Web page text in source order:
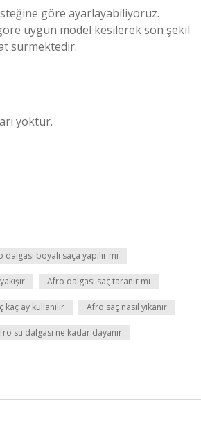
göre ayarlayabiliyoruz.
uygun model kesilerek son şekil
sürmektedir.
yoktur.
dalgası boyalı saça yapılır mı
Afro dalgası saç taranır mı
kaç ay kullanılır Afro saç nasıl yıkanır
su dalgası ne kadar dayanır